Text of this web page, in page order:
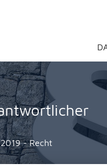
Liechtenstein
- Recht